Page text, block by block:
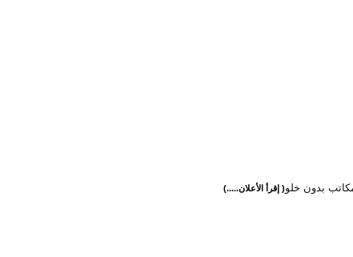
مكاتب بدون خلو( إقرأ الأعلان.....)